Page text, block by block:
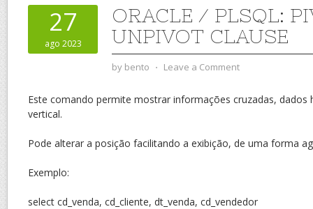
27
ago 2023
ORACLE / PLSQL:
UNPIVOT CLAUSE
by bento ⋅ Leave a Comment
Este comando permite mostrar informações cruzadas, dados
vertical.
Pode alterar a posição facilitando a exibição, de uma forma
Exemplo:
select cd_venda, cd_cliente, dt_venda, cd_vendedor